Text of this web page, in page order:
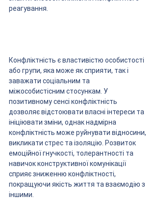
реагування.
Конфліктність є властивістю особистості
або групи, яка може як сприяти, так і
заважати соціальним та
міжособистісним стосункам. У
позитивному сенсі конфліктність
дозволяє відстоювати власні інтереси та
ініціювати зміни, однак надмірна
конфліктність може руйнувати відносини,
викликати стрес та ізоляцію. Розвиток
емоційної гнучкості, толерантності та
навичок конструктивної комунікації
сприяє зниженню конфліктності,
покращуючи якість життя та взаємодію з
іншими.